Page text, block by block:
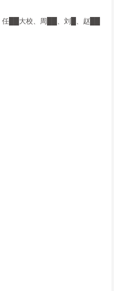
██大校、周██、刘█、赵██